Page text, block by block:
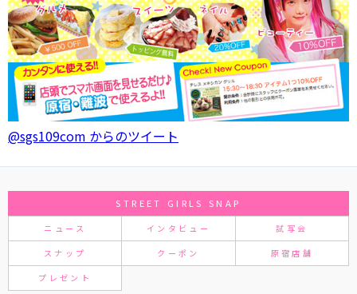
@sgs109com からのツイート
STREET GIRLS SNAP
ニュース インタビュー 試写会
スナップ クーポン 原宿店舗
プレゼント